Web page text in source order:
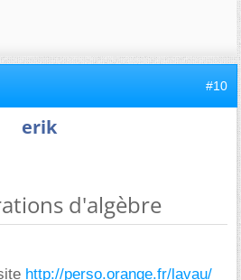
#10
erik
d'algèbre
http://perso.orange.fr/lavau/